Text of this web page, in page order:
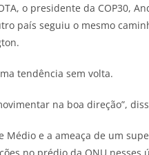
, o presidente da COP30,
país seguiu o mesmo
tendência sem volta.
na boa direção”,
e a ameaça de um